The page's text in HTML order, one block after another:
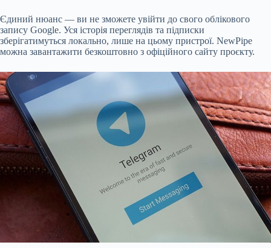
Єдиний нюанс — ви не зможете увійти до свого облікового
запису Google. Уся історія переглядів та підписки
зберігатимуться локально, лише на цьому пристрої. NewPipe
можна завантажити безкоштовно з офіційного сайту проєкту.